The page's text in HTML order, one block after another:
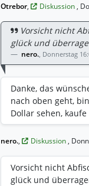
Otrebor, Diskussion ,
Vorsicht nicht
glück und
nero., Donnerstag
Danke, das
nach oben geht,
Dollar sehen,
nero., Diskussion ,
Vorsicht nicht
glück und